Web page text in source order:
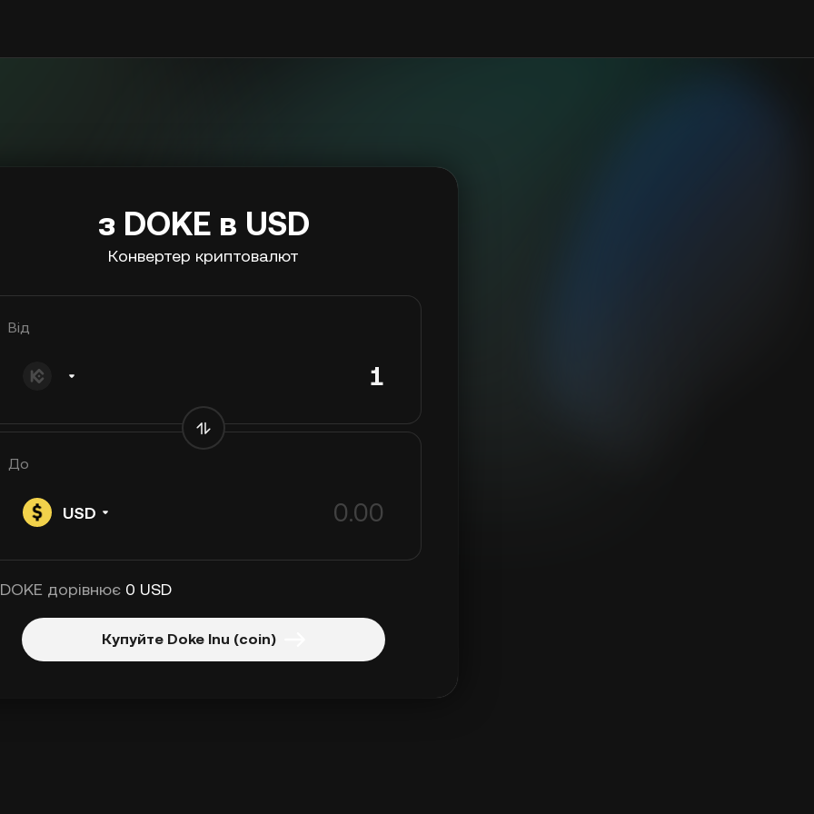
з DOKE в USD
Конвертер криптовалют
Від
До
USD
дорівнює 0 USD
Купуйте Doke Inu (coin)